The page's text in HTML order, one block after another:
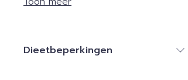
Dieetbeperkingen